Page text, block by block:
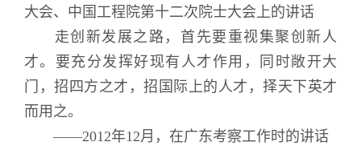
大会、中国工程院第十二次院士大会上的讲话
走创新发展之路，首先要重视集聚创新人
才。要充分发挥好现有人才作用，同时敞开大
门，招四方之才，招国际上的人才，择天下英才
而用之。
——2012年12月，在广东考察工作时的讲话